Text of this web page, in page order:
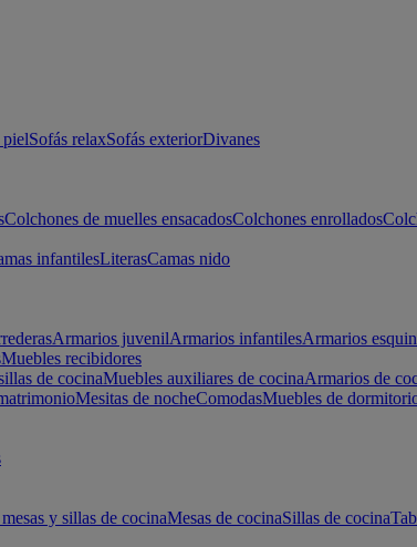
pielSofás relaxSofás exteriorDivanes
Colchones de muelles ensacadosColchones enrollados
infantilesLiterasCamas nido
Armarios juvenilArmarios infantilesArmarios
Muebles recibidores
de cocinaMuebles auxiliares de cocinaArmarios de
Mesitas de nocheComodasMuebles de
y sillas de cocinaMesas de cocinaSillas de cocina